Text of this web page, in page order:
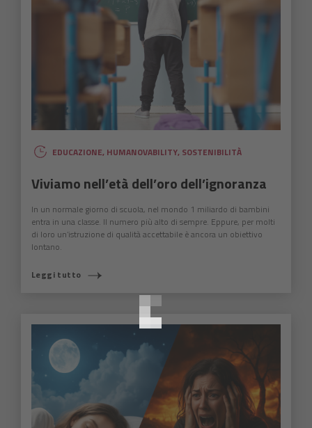
EDUCAZIONE, HUMANOVABILITY, SOSTENIBILITÀ
Viviamo nell’età dell’oro dell’ignoranza
In un normale giorno di scuola, nel mondo 1 miliardo di bambini
entra in una classe. Il numero più alto di sempre. Eppure, per molti
di loro un’istruzione di qualità accettabile è ancora un obiettivo
lontano.
Leggi tuttoCOSA STAI CERCANDO?